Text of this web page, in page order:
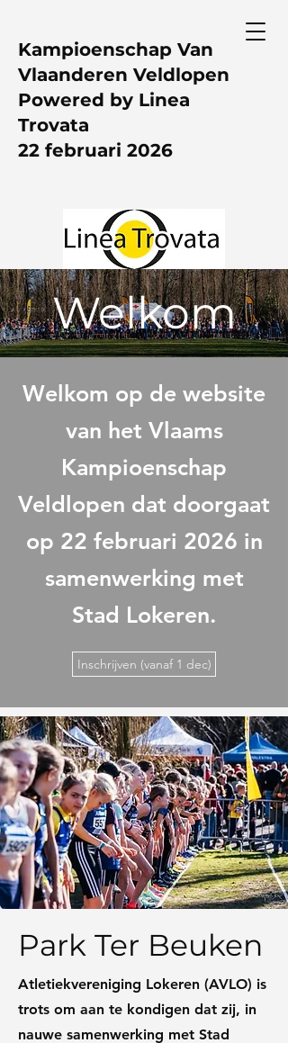
Kampioenschap Van
Vlaanderen Veldlopen
Powered by Linea
Trovata
22 februari 2026
Welkom
Welkom op de website
van het Vlaams
Kampioenschap
Veldlopen dat doorgaat
op 22 februari 2026 in
samenwerking met
Stad Lokeren.
Inschrijven (vanaf 1 dec)
Park Ter Beuken
Atletiekvereniging Lokeren (AVLO) is
trots om aan te kondigen dat zij, in
nauwe samenwerking met Stad